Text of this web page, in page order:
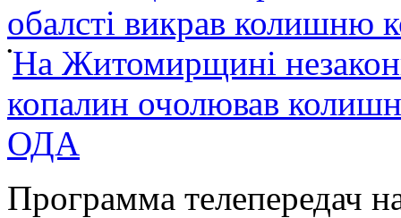
обалсті викрав колишню
•На Житомирщині
копалин очолював
ОДА
Программа телепередач